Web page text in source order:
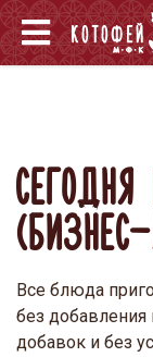
Все блюда
без добавления
добавок и без